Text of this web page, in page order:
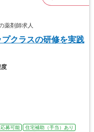
薬剤師求人
プクラスの研修を実践
度
募可能
住宅補助（手当）あり